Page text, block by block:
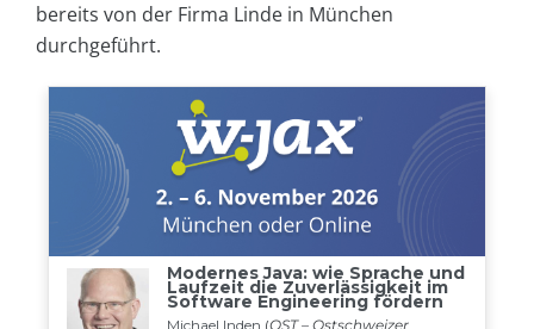
bereits von der Firma Linde in München
durchgeführt.